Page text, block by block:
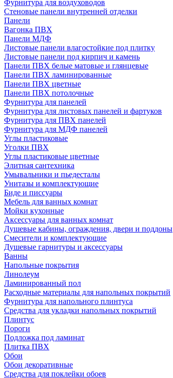
Фурнитура для воздуховодов
Стеновые панели внутренней отделки
Панели
Вагонка ПВХ
Панели МДФ
Листовые панели влагостойкие под плитку
Листовые панели под кирпич и камень
Панели ПВХ белые матовые и глянцевые
Панели ПВХ ламинированные
Панели ПВХ цветные
Панели ПВХ потолочные
Фурнитура для панелей
Фурнитура для листовых панелей и фартуков
Фурнитура для ПВХ панелей
Фурнитура для МДФ панелей
Углы пластиковые
Уголки ПВХ
Углы пластиковые цветные
Элитная сантехника
Умывальники и пьедесталы
Унитазы и комплектующие
Биде и писсуары
Мебель для ванных комнат
Мойки кухонные
Аксессуары для ванных комнат
Душевые кабины, ограждения, двери и поддоны
Смесители и комплектующие
Душевые гарнитуры и аксессуары
Ванны
Напольные покрытия
Линолеум
Ламинированный пол
Расходные материалы для напольных покрытий
Фурнитура для напольного плинтуса
Средства для укладки напольных покрытий
Плинтус
Пороги
Подложка под ламинат
Плитка ПВХ
Обои
Обои декоративные
Средства для поклейки обоев